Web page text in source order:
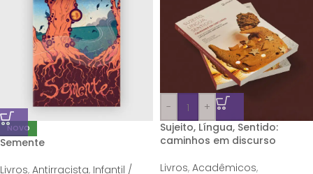
NOVO
Semente
Livros, Antirracista, Infantil /
-
+
Sujeito, Língua, Sentido:
caminhos em discurso
Livros, Acadêmicos,